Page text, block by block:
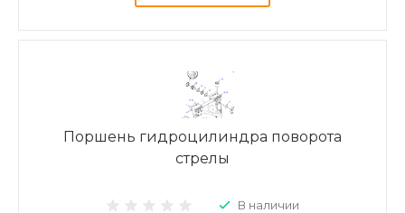
Поршень гидроцилиндра поворота
стрелы
В наличии